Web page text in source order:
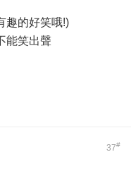
趣的好笑哦!)
能笑出聲
37#